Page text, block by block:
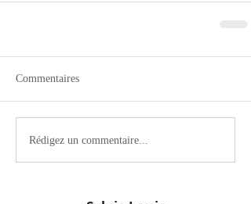
Commentaires
Rédigez un commentaire...